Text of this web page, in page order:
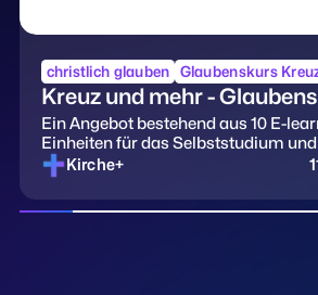
christlich glauben Glaubenskurs
Kreuz und mehr -
Ein Angebot bestehend aus 10 E-
Einheiten für das Selbststudium
Abenden zum Austausch mit
Kirche+